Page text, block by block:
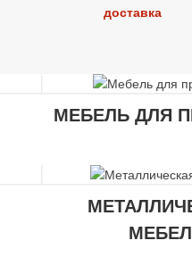
доставка
МЕБЕЛЬ ДЛЯ